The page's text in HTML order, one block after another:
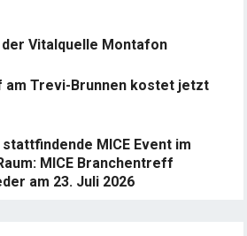
Vitalquelle Montafon
am Trevi-Brunnen kostet jetzt
MICE Event im
MICE Branchentreff
am 23. Juli 2026